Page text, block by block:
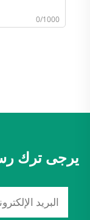
0/1000
يرجى ترك